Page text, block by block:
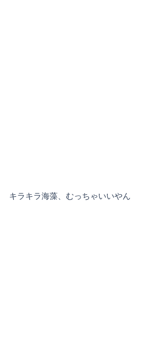
キラキラ海藻、むっちゃいいやん